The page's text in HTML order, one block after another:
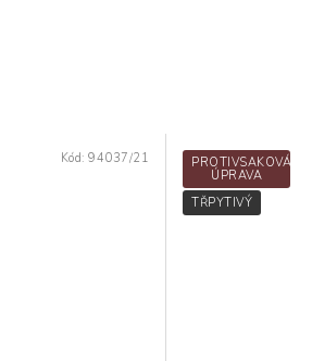
Kód:94037/21
PROTIVSAKOVÁ
ÚPRAVA
TŘPYTIVÝ